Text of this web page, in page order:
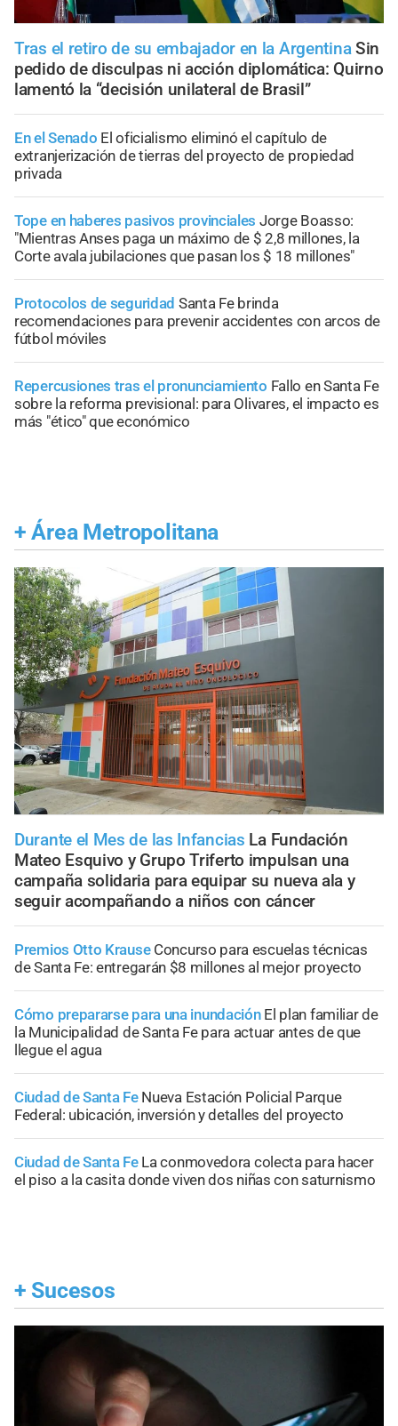
Tras el retiro de su embajador en la Argentina Sin
pedido de disculpas ni acción diplomática: Quirno
lamentó la “decisión unilateral de Brasil”
En el Senado El oficialismo eliminó el capítulo de
extranjerización de tierras del proyecto de propiedad
privada
Tope en haberes pasivos provinciales Jorge Boasso:
"Mientras Anses paga un máximo de $ 2,8 millones, la
Corte avala jubilaciones que pasan los $ 18 millones"
Protocolos de seguridad Santa Fe brinda
recomendaciones para prevenir accidentes con arcos de
fútbol móviles
Repercusiones tras el pronunciamiento Fallo en Santa Fe
sobre la reforma previsional: para Olivares, el impacto es
más "ético" que económico
+ Área Metropolitana
Durante el Mes de las Infancias La Fundación
Mateo Esquivo y Grupo Triferto impulsan una
campaña solidaria para equipar su nueva ala y
seguir acompañando a niños con cáncer
Premios Otto Krause Concurso para escuelas técnicas
de Santa Fe: entregarán $8 millones al mejor proyecto
Cómo prepararse para una inundación El plan familiar de
la Municipalidad de Santa Fe para actuar antes de que
llegue el agua
Ciudad de Santa Fe Nueva Estación Policial Parque
Federal: ubicación, inversión y detalles del proyecto
Ciudad de Santa Fe La conmovedora colecta para hacer
el piso a la casita donde viven dos niñas con saturnismo
+ Sucesos